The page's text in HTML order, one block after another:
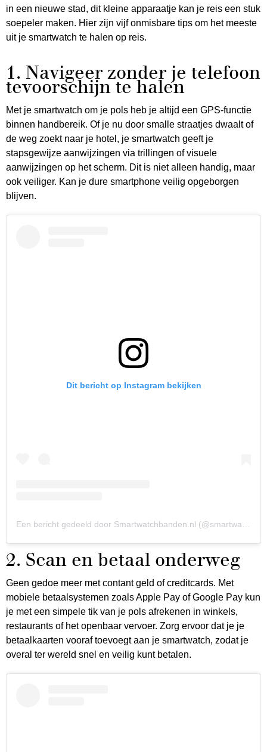
in een nieuwe stad, dit kleine apparaatje kan je reis een stuk
soepeler maken. Hier zijn vijf onmisbare tips om het meeste
uit je smartwatch te halen op reis.
1. Navigeer zonder je telefoon
tevoorschijn te halen
Met je smartwatch om je pols heb je altijd een GPS-functie
binnen handbereik. Of je nu door smalle straatjes dwaalt of
de weg zoekt naar je hotel, je smartwatch geeft je
stapsgewijze aanwijzingen via trillingen of visuele
aanwijzingen op het scherm. Dit is niet alleen handig, maar
ook veiliger. Kan je dure smartphone veilig opgeborgen
blijven.
Dit bericht op Instagram bekijken
2. Scan en betaal onderweg
Geen gedoe meer met contant geld of creditcards. Met
mobiele betaalsystemen zoals Apple Pay of Google Pay kun
je met een simpele tik van je pols afrekenen in winkels,
restaurants of het openbaar vervoer. Zorg ervoor dat je je
betaalkaarten vooraf toevoegt aan je smartwatch, zodat je
overal ter wereld snel en veilig kunt betalen.